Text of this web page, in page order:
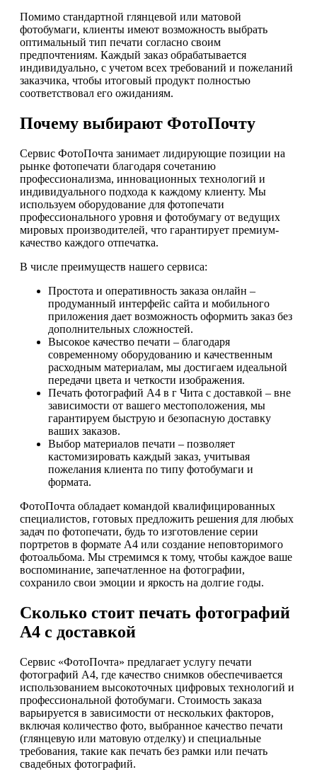
Помимо стандартной глянцевой или матовой
фотобумаги, клиенты имеют возможность выбрать
оптимальный тип печати согласно своим
предпочтениям. Каждый заказ обрабатывается
индивидуально, с учетом всех требований и пожеланий
заказчика, чтобы итоговый продукт полностью
соответствовал его ожиданиям.
Почему выбирают ФотоПочту
Сервис ФотоПочта занимает лидирующие позиции на
рынке фотопечати благодаря сочетанию
профессионализма, инновационных технологий и
индивидуального подхода к каждому клиенту. Мы
используем оборудование для фотопечати
профессионального уровня и фотобумагу от ведущих
мировых производителей, что гарантирует премиум-
качество каждого отпечатка.
В числе преимуществ нашего сервиса:
Простота и оперативность заказа онлайн –
продуманный интерфейс сайта и мобильного
приложения дает возможность оформить заказ без
дополнительных сложностей.
Высокое качество печати – благодаря
современному оборудованию и качественным
расходным материалам, мы достигаем идеальной
передачи цвета и четкости изображения.
Печать фотографий А4 в г Чита с доставкой – вне
зависимости от вашего местоположения, мы
гарантируем быструю и безопасную доставку
ваших заказов.
Выбор материалов печати – позволяет
кастомизировать каждый заказ, учитывая
пожелания клиента по типу фотобумаги и
формата.
ФотоПочта обладает командой квалифицированных
специалистов, готовых предложить решения для любых
задач по фотопечати, будь то изготовление серии
портретов в формате А4 или создание неповторимого
фотоальбома. Мы стремимся к тому, чтобы каждое ваше
воспоминание, запечатленное на фотографии,
сохранило свои эмоции и яркость на долгие годы.
Сколько стоит печать фотографий
А4 с доставкой
Сервис «ФотоПочта» предлагает услугу печати
фотографий А4, где качество снимков обеспечивается
использованием высокоточных цифровых технологий и
профессиональной фотобумаги. Стоимость заказа
варьируется в зависимости от нескольких факторов,
включая количество фото, выбранное качество печати
(глянцевую или матовую отделку) и специальные
требования, такие как печать без рамки или печать
свадебных фотографий.